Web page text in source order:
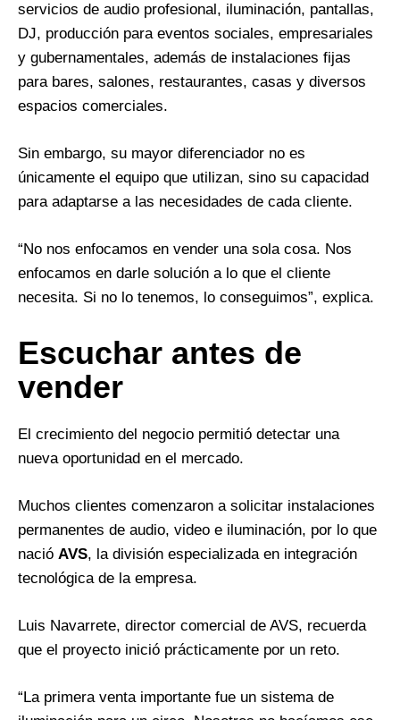
servicios de audio profesional, iluminación, pantallas,
DJ, producción para eventos sociales, empresariales
y gubernamentales, además de instalaciones fijas
para bares, salones, restaurantes, casas y diversos
espacios comerciales.
Sin embargo, su mayor diferenciador no es
únicamente el equipo que utilizan, sino su capacidad
para adaptarse a las necesidades de cada cliente.
“No nos enfocamos en vender una sola cosa. Nos
enfocamos en darle solución a lo que el cliente
necesita. Si no lo tenemos, lo conseguimos”, explica.
Escuchar antes de
vender
El crecimiento del negocio permitió detectar una
nueva oportunidad en el mercado.
Muchos clientes comenzaron a solicitar instalaciones
permanentes de audio, video e iluminación, por lo que
nació AVS, la división especializada en integración
tecnológica de la empresa.
Luis Navarrete, director comercial de AVS, recuerda
que el proyecto inició prácticamente por un reto.
“La primera venta importante fue un sistema de